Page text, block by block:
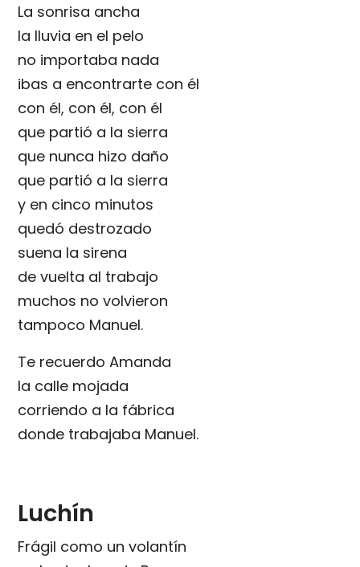
La sonrisa ancha
la lluvia en el pelo
no importaba nada
ibas a encontrarte con él
con él, con él, con él
que partió a la sierra
que nunca hizo daño
que partió a la sierra
y en cinco minutos
quedó destrozado
suena la sirena
de vuelta al trabajo
muchos no volvieron
tampoco Manuel.
Te recuerdo Amanda
la calle mojada
corriendo a la fábrica
donde trabajaba Manuel.
Luchín
Frágil como un volantín